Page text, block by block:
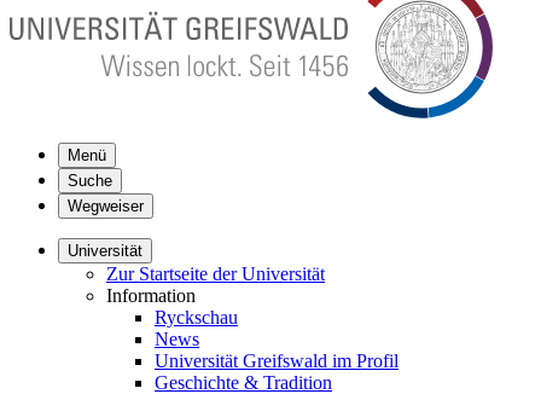
Menü
Suche
Wegweiser
Universität
Zur Startseite der Universität
Information
Ryckschau
News
Universität Greifswald im Profil
Geschichte & Tradition